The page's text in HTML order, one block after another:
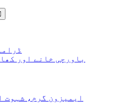
باورچی خانے اور
ایمیزون گرم، شہوت